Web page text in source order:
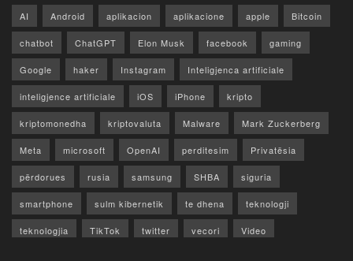
AI Android aplikacion aplikacione apple Bitcoin
chatbot ChatGPT Elon Musk facebook gaming
Google haker Instagram Inteligjenca artificiale
inteligjence artificiale iOS iPhone kripto
kriptomonedha kriptovaluta Malware Mark Zuckerberg
Meta microsoft OpenAI perditesim Privatësia
përdorues rusia samsung SHBA siguria
smartphone sulm kibernetik te dhena teknologji
teknologjia TikTok twitter vecori Video